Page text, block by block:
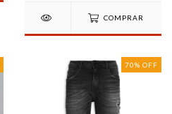
COMPRAR
70% OFF